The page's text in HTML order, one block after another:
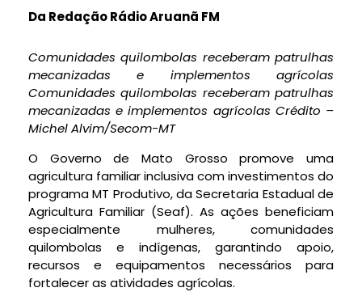
Da Redação Rádio Aruanã FM
Comunidades quilombolas receberam patrulhas
mecanizadas e implementos agrícolas
Comunidades quilombolas receberam patrulhas
mecanizadas e implementos agrícolas Crédito –
Michel Alvim/Secom-MT
O Governo de Mato Grosso promove uma
agricultura familiar inclusiva com investimentos do
programa MT Produtivo, da Secretaria Estadual de
Agricultura Familiar (Seaf). As ações beneficiam
especialmente mulheres, comunidades
quilombolas e indígenas, garantindo apoio,
recursos e equipamentos necessários para
fortalecer as atividades agrícolas.